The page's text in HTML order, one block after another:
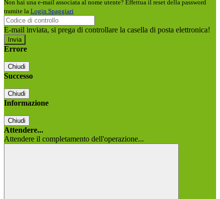
Non hai una e-mail associata al nome utente? Effettua il reset della password
tramite la Login Spaggiari
E-mail inviata, si prega di controllare la casella di posta elettronica!
Errore
Chiudi
Successo
Chiudi
Informazione
Chiudi
Attendere...
Attendere il completamento dell'operazione...